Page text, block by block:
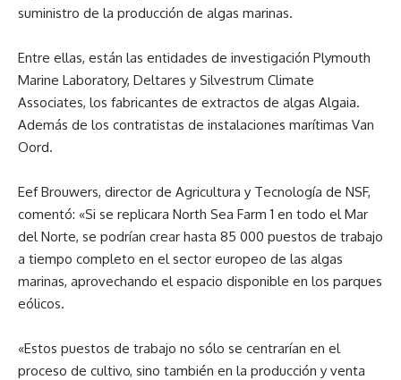
suministro de la producción de algas marinas.
Entre ellas, están las entidades de investigación Plymouth
Marine Laboratory, Deltares y Silvestrum Climate
Associates, los fabricantes de extractos de algas Algaia.
Además de los contratistas de instalaciones marítimas Van
Oord.
Eef Brouwers, director de Agricultura y Tecnología de NSF,
comentó: «Si se replicara North Sea Farm 1 en todo el Mar
del Norte, se podrían crear hasta 85 000 puestos de trabajo
a tiempo completo en el sector europeo de las algas
marinas, aprovechando el espacio disponible en los parques
eólicos.
«Estos puestos de trabajo no sólo se centrarían en el
proceso de cultivo, sino también en la producción y venta